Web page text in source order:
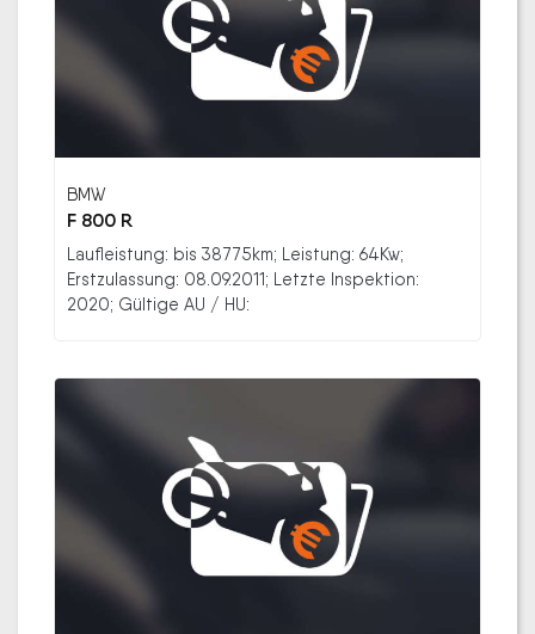
BMW
F 800 R
Laufleistung: bis 38775km; Leistung: 64Kw;
Erstzulassung: 08.09.2011; Letzte Inspektion:
2020; Gültige AU / HU: